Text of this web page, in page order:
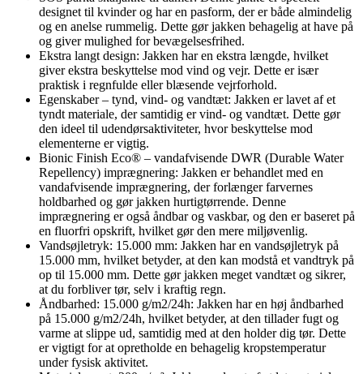
designet til kvinder og har en pasform, der er både almindelig
og en anelse rummelig. Dette gør jakken behagelig at have på
og giver mulighed for bevægelsesfrihed.
Ekstra langt design: Jakken har en ekstra længde, hvilket
giver ekstra beskyttelse mod vind og vejr. Dette er især
praktisk i regnfulde eller blæsende vejrforhold.
Egenskaber – tynd, vind- og vandtæt: Jakken er lavet af et
tyndt materiale, der samtidig er vind- og vandtæt. Dette gør
den ideel til udendørsaktiviteter, hvor beskyttelse mod
elementerne er vigtig.
Bionic Finish Eco® – vandafvisende DWR (Durable Water
Repellency) imprægnering: Jakken er behandlet med en
vandafvisende imprægnering, der forlænger farvernes
holdbarhed og gør jakken hurtigtørrende. Denne
imprægnering er også åndbar og vaskbar, og den er baseret på
en fluorfri opskrift, hvilket gør den mere miljøvenlig.
Vandsøjletryk: 15.000 mm: Jakken har en vandsøjletryk på
15.000 mm, hvilket betyder, at den kan modstå et vandtryk på
op til 15.000 mm. Dette gør jakken meget vandtæt og sikrer,
at du forbliver tør, selv i kraftig regn.
Åndbarhed: 15.000 g/m2/24h: Jakken har en høj åndbarhed
på 15.000 g/m2/24h, hvilket betyder, at den tillader fugt og
varme at slippe ud, samtidig med at den holder dig tør. Dette
er vigtigt for at opretholde en behagelig kropstemperatur
under fysisk aktivitet.